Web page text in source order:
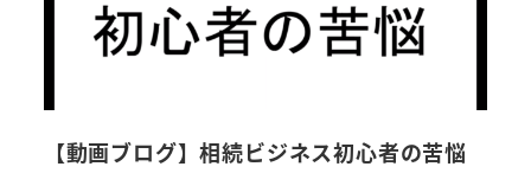
【動画ブログ】相続ビジネス初心者の苦悩